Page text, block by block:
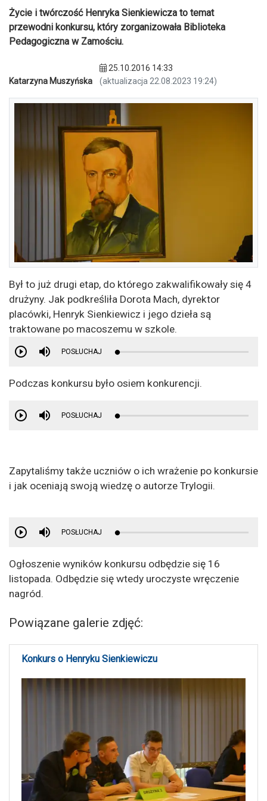
Życie i twórczość Henryka Sienkiewicza to temat
przewodni konkursu, który zorganizowała Biblioteka
Pedagogiczna w Zamościu.
Katarzyna Muszyńska
25.10.2016 14:33
(aktualizacja 22.08.2023 19:24)
Był to już drugi etap, do którego zakwalifikowały się 4
drużyny. Jak podkreśliła Dorota Mach, dyrektor
placówki, Henryk Sienkiewicz i jego dzieła są
traktowane po macoszemu w szkole.
POSŁUCHAJ
Podczas konkursu było osiem konkurencji.
POSŁUCHAJ
Zapytaliśmy także uczniów o ich wrażenie po konkursie
i jak oceniają swoją wiedzę o autorze Trylogii.
POSŁUCHAJ
Ogłoszenie wyników konkursu odbędzie się 16
listopada. Odbędzie się wtedy uroczyste wręczenie
nagród.
Powiązane galerie zdjęć:
Konkurs o Henryku Sienkiewiczu